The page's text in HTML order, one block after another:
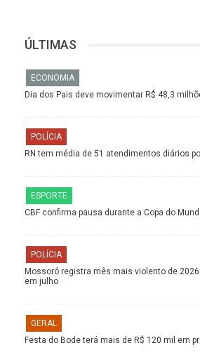
ÚLTIMAS
ECONOMIA
Dia dos Pais deve movimentar R$ 48,3
POLÍCIA
RN tem média de 51 atendimentos diários
ESPORTE
CBF confirma pausa durante a Copa do
POLÍCIA
Mossoró registra mês mais violento de
em julho
GERAL
Festa do Bode terá mais de R$ 120 mil em